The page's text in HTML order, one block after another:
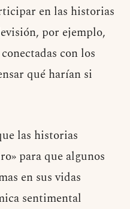
en las historias
por ejemplo,
con los
qué harían si
las historias
para que algunos
en sus vidas
sentimental